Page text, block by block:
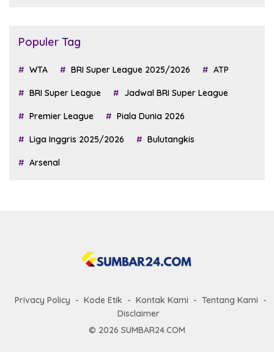
Populer Tag
WTA BRI Super League 2025/2026 ATP
BRI Super League Jadwal BRI Super League
Premier League Piala Dunia 2026
Liga Inggris 2025/2026 Bulutangkis
Arsenal
Privacy Policy Kode Etik Kontak Kami
Tentang Kami
Disclaimer
© 2026 SUMBAR24.COM